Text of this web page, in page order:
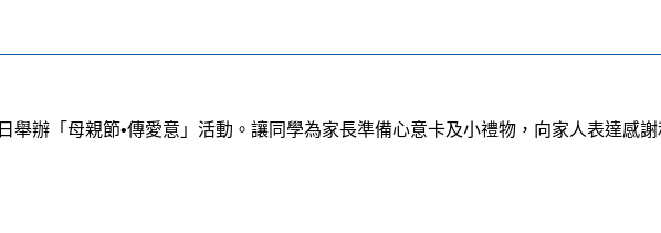
日舉辦「母親節•傳愛意」活動。讓同學為家長準備心意卡及小禮物，向家人表達感